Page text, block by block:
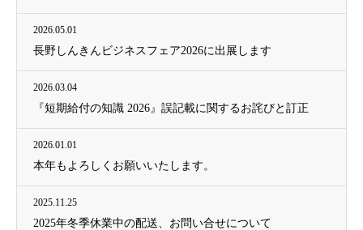
2026.05.01
長野しんきんビジネスフェア2026に出展します
2026.03.04
『短期給付の知識 2026』誤記載に関するお詫びと訂正
2026.01.01
本年もよろしくお願いいたします。
2025.11.25
2025年冬季休業中の配送、お問い合せについて